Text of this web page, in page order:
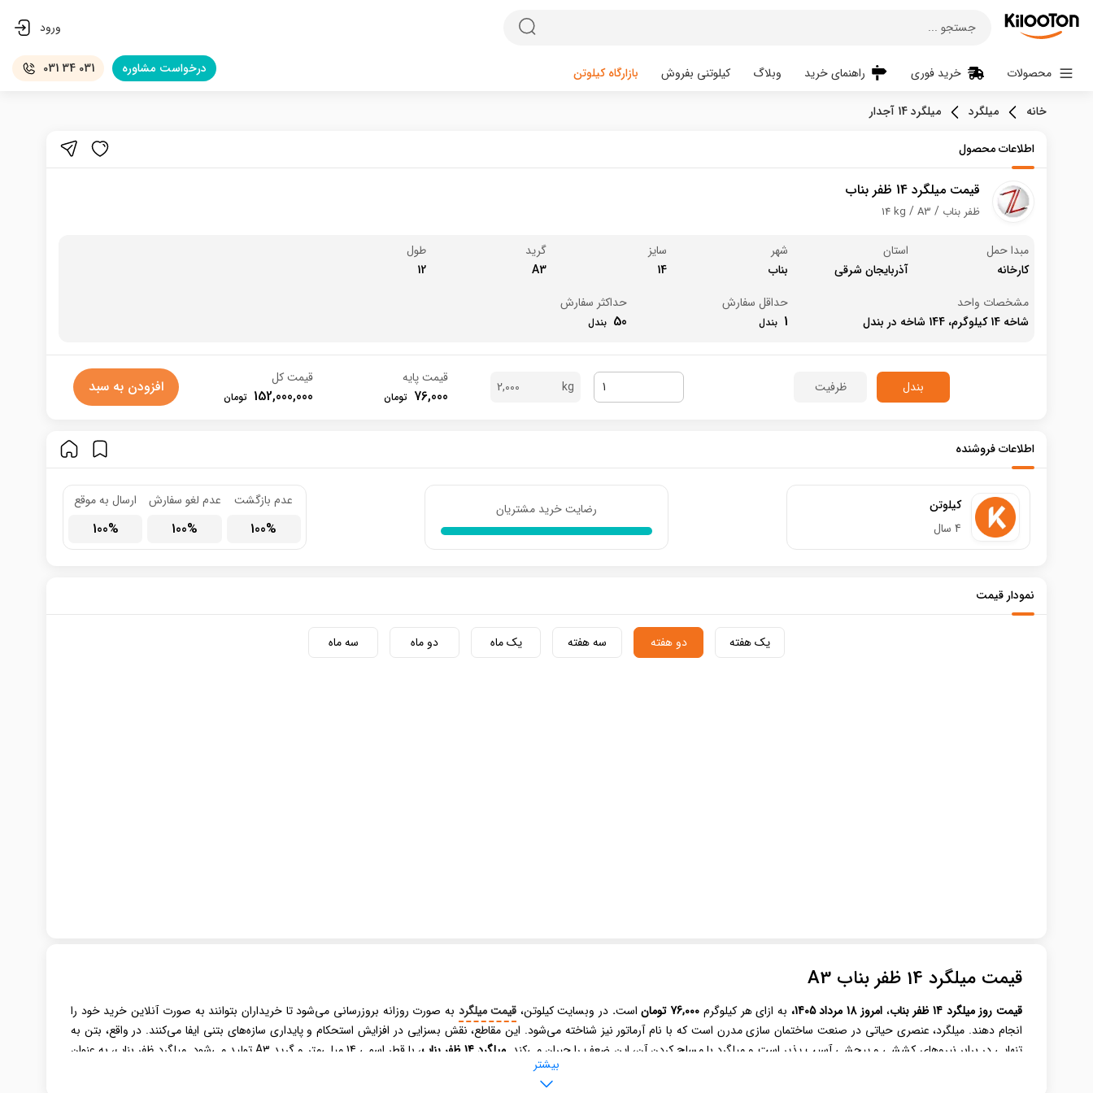
محصولات خرید فوری راهنمای خرید وبلاگ کیلوتنی بفروش بازارگاه کیلوتن درخواست مشاوره 031 34 031
جستجو ... ورود
خانه میلگرد میلگرد 14 آجدار
اطلاعات محصول
قیمت میلگرد 14 ظفر بناب
14 kg A3 ظفر بناب
مبدا حمل
کارخانه
استان
آذربایجان شرقی
شهر
بناب
سایز
14
گرید
A3
طول
12
مشخصات واحد
شاخه 14 کیلوگرم، 144 شاخه در بندل
حداقل سفارش
1
حداکثر سفارش
50
بندل ظرفیت 2,000
قیمت پایه
76,000
قیمت کل
152,000,000 افزودن به سبد
اطلاعات فروشنده
کیلوتن
4 سال
رضایت خرید مشتریان عدم بازگشت
100
عدم لغو سفارش
100
ارسال به موقع
100
نمودار قیمت
یک هفته دو هفته سه هفته یک ماه دو ماه سه ماه
قیمت میلگرد 14 ظفر بناب A3
قیمت روز میلگرد 14 ظفر بناب ،امروز 18 مرداد 1405، به ازای هر کیلوگرم است. در وبسایت کیلوتن،قیمت میلگرد به صورت روزانه بروزرسانی می‌شود تا خریداران بتوانند به صورت آنلاین خرید خود را
انجام دهند. میلگرد، عنصری حیاتی در صنعت ساختمان‌ سازی مدرن است که با نام آرماتور نیز شناخته می‌شود. این مقاطع، نقش بسزایی در افزایش استحکام و پایداری سازه‌های بتنی ایفا می‌کنند. در واقع، بتن به
تنهایی در برابر نیروهای کششی و پیچشی آسیب‌ پذیر است و میلگرد با مسلح کردن آن، این ضعف را جبران می‌کند.میلگرد 14 ظفر بناب
، با قطر اسمی 14 میلی‌متر و گرید A3 تولید می‌شود. میلگرد ظفر بناب، به عنوان
یکی از مقاطع فولادی باکیفیت و پرمصرف در بازار ایران، در پروژه‌های ساختمانی و عمرانی مختلف استفاده می‌شود. استحکام مناسب و کیفیت تولید این محصول، آن را به گزینه‌ای ایده‌آل و کارآمد برای بسیاری از
بیشتر